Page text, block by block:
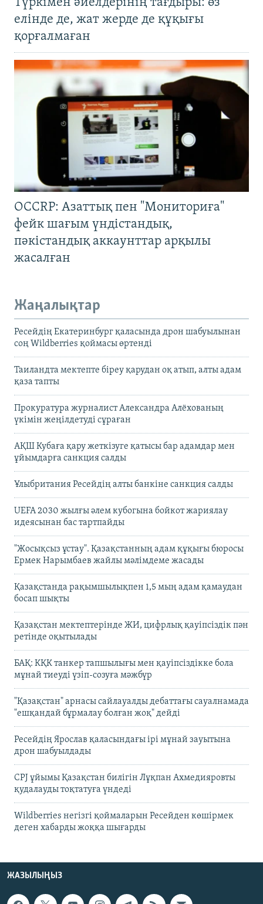
Түркімен әйелдерінің тағдыры: өз
елінде де, жат жерде де құқығы
қорғалмаған
OCCRP: Азаттық пен "Мониториға"
фейк шағым үндістандық,
пәкістандық аккаунттар арқылы
жасалған
Жаңалықтар
Ресейдің Екатеринбург қаласында дрон шабуылынан
соң Wildberries қоймасы өртенді
Таиландта мектепте біреу қарудан оқ атып, алты адам
қаза тапты
Прокуратура журналист Александра Алёхованың
үкімін жеңілдетуді сұраған
АҚШ Кубаға қару жеткізуге қатысы бар адамдар мен
ұйымдарға санкция салды
Ұлыбритания Ресейдің алты банкіне санкция салды
UEFA 2030 жылғы әлем кубогына бойкот жариялау
идеясынан бас тартпайды
"Жосықсыз ұстау". Қазақстанның адам құқығы бюросы
Ермек Нарымбаев жайлы мәлімдеме жасады
Қазақстанда рақымшылықпен 1,5 мың адам қамаудан
босап шықты
Қазақстан мектептерінде ЖИ, цифрлық қауіпсіздік пән
ретінде оқытылады
БАҚ: КҚК танкер тапшылығы мен қауіпсіздікке бола
мұнай тиеуді үзіп-созуға мәжбүр
"Қазақстан" арнасы сайлауалды дебаттағы сауалнамада
"ешқандай бұрмалау болған жоқ" дейді
Ресейдің Ярослав қаласындағы ірі мұнай зауытына
дрон шабуылдады
CPJ ұйымы Қазақстан билігін Лұқпан Ахмедияровты
қудалауды тоқтатуға үндеді
Wildberries негізгі қоймаларын Ресейден көшірмек
деген хабарды жоққа шығарды
ЖАЗЫЛЫҢЫЗ